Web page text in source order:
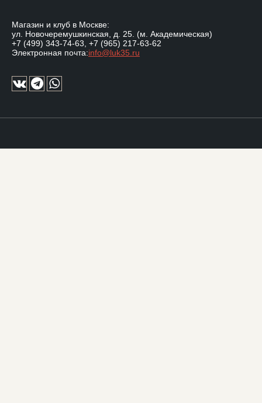
Магазин и клуб в Москве:
ул. Новочеремушкинская, д. 25. (м. Академическая)
+7 (499) 343-74-63 +7 (965) 217-63-62
Электронная почта:info@luk35.ru